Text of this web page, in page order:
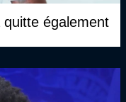
également